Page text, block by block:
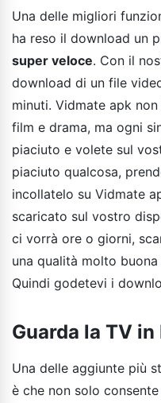
Una delle migliori
ha reso il download un
super veloce. Con il
download di un file
minuti. Vidmate apk
film e drama, ma ogni
piaciuto e volete sul
piaciuto qualcosa,
incollatelo su Vidmate
scaricato sul vostro
ci vorrà ore o giorni,
una qualità molto
Quindi godetevi i
Guarda la TV in
Una delle aggiunte più
è che non solo